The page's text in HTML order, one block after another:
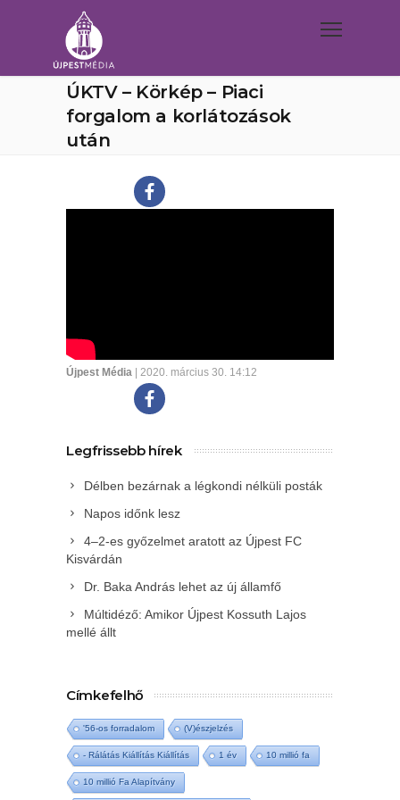
ÚKTV – Körkép – Piaci
forgalom a korlátozások
után
Újpest Média | 2020. március 30. 14:12
Legfrissebb hírek
Délben bezárnak a légkondi nélküli posták
Napos időnk lesz
4–2-es győzelmet aratott az Újpest FC
Kisvárdán
Dr. Baka András lehet az új államfő
Múltidéző: Amikor Újpest Kossuth Lajos
mellé állt
Címkefelhő
'56-os forradalom (V)észjelzés
- Rálátás Kiállítás Kiállítás 1 év 10 millió fa
10 millió Fa Alapítvány